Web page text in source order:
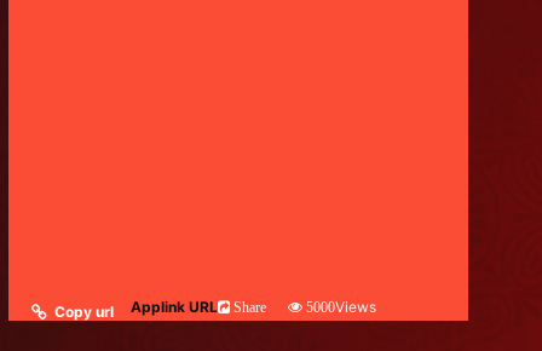
Copy url Applink URL Share 5000Views